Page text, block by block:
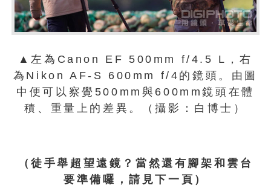
▲左為Canon EF 500mm f/4.5 L，右
為Nikon AF-S 600mm f/4的鏡頭。由圖
中便可以察覺500mm與600mm鏡頭在體
積、重量上的差異。（攝影：白博士）
（徒手舉超望遠鏡？當然還有腳架和雲台
要準備囉，請見下一頁）